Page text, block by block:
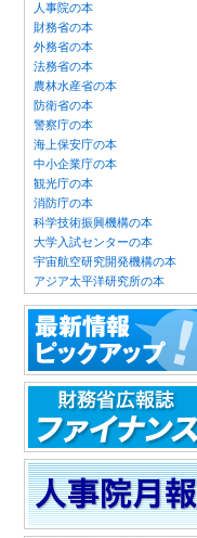
人事院の本
財務省の本
外務省の本
法務省の本
農林水産省の本
防衛省の本
警察庁の本
海上保安庁の本
中小企業庁の本
観光庁の本
消防庁の本
科学技術振興機構の本
大学入試センターの本
宇宙航空研究開発機構の本
アジア太平洋研究所の本